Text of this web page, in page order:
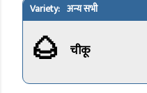
अन्य सभी
🌰 चीकू